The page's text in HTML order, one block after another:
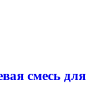
смесь для